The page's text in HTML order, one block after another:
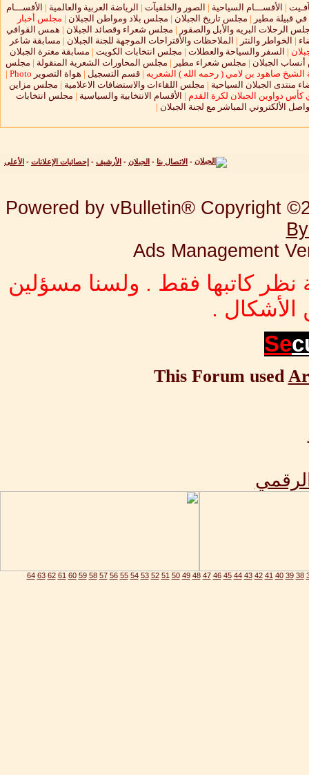
| الأقســـام السياحية | الصور والخلفيآت | الرياضة العربية والعالمية | الأقســـام
في قبيلة مطير | مجلس تاريخ الجبلان | مجلس بلاد ومواطن الجبلان | مجلس أخبار
الرحلات البريه والأبل والصقور | مجلس شعراء وقصائد الجبلان | همس القوافي
| الخواطر والنثر | الملاحظات والأقتراحات الموجهة للجنة الجبلان | مسابقة شاعر
| السفر والسياحة والعطلات | مجلس انتخابات الكويت | مسابقة مغترة الجبلان
الجبلان | مجلس شعراء مطير | مجلس المحاورات الشعرية المنقولة | مجلس
الشيخ صاهود بن لامي ( رحمه الله ) الشعريه | قسم التسجيل | هواة التصوير Photo
|
منتدى الجبلان السياحية | مجلس اللقاءات والاستضافات الاعلامية | مجلس مزاين
كأس دواوين الجبلان لكرة القدم | الأقسام الانتخابية والسياسية | مجلس انتخابات
الألكتروني المباشر مع لجنة الجبلان |
- الاتصال بنا - الجبلان - الأرشيف - إحصائيات الإعلانات - الأعلى
Powered by vBulletin® Copyright
Ads Management
نظر كاتبها فقط . ولسنا مسؤلين
.
Se
This Forum used
38
39
40
41
42
43
44
45
46
47
48
49
50
51
52
53
54
55
56
57
58
59
60
61
62
63
64